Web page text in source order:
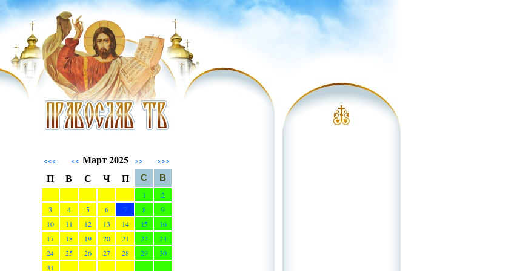
<<<- << Март 2025 >> ->>>
П В С Ч П С
В
1
2
3
4 5 6 7 8
9
10
11 12 13 14 15
16
17
18 19 20 21 22
23
24
25 26 27 28 29
30
31